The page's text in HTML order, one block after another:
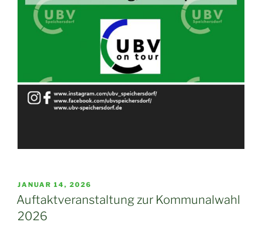
VERÖFFENTLICHT
AM
JANUAR 14, 2026
Auftaktveranstaltung zur Kommunalwahl
2026